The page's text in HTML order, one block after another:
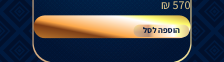
570
₪
הוספה לסל